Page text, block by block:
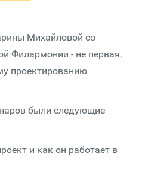
Михайловой со
Филармонии - не первая.
проектированию
были следующие
и как он работает в